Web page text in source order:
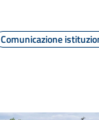
Comunicazione